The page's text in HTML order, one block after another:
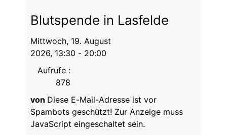
Blutspende in Lasfelde
Mittwoch, 19. August
2026, 13:30 - 20:00
Aufrufe:
878
von Diese E-Mail-Adresse ist vor
Spambots geschützt! Zur Anzeige muss
JavaScript eingeschaltet sein.